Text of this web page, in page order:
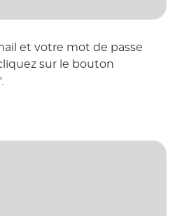
et votre mot de passe
sur le bouton